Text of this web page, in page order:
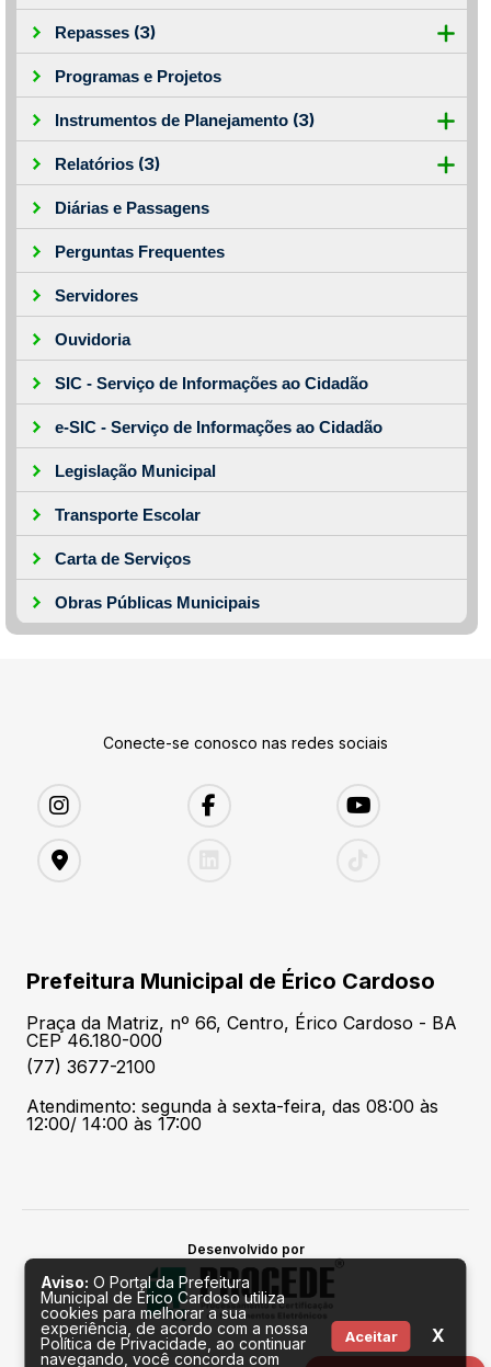
Repasses (3)
Programas e Projetos
Instrumentos de Planejamento (3)
Relatórios (3)
Diárias e Passagens
Perguntas Frequentes
Servidores
Ouvidoria
SIC - Serviço de Informações ao Cidadão
e-SIC - Serviço de Informações ao Cidadão
Legislação Municipal
Transporte Escolar
Carta de Serviços
Obras Públicas Municipais
Conecte-se conosco nas redes sociais
Prefeitura Municipal de Érico Cardoso
Praça da Matriz, nº 66, Centro, Érico Cardoso - BA
CEP 46.180-000
(77) 3677-2100
Atendimento: segunda à sexta-feira, das 08:00 às
12:00/ 14:00 às 17:00
Desenvolvido por
Aviso: O Portal da Prefeitura
Municipal de Érico Cardoso utiliza
cookies para melhorar a sua
experiência, de acordo com a nossa
Política de Privacidade, ao continuar
navegando, você concorda com
Aceitar X